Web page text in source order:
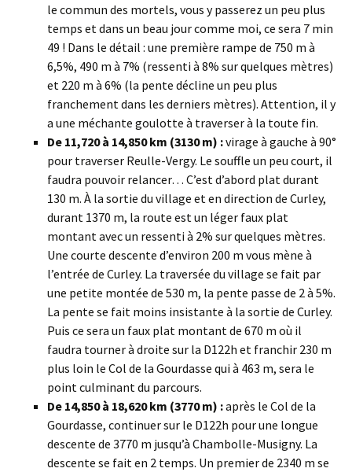
le commun des mortels, vous y passerez un peu plus
temps et dans un beau jour comme moi, ce sera 7 min
49 ! Dans le détail : une première rampe de 750 m à
6,5%, 490 m à 7% (ressenti à 8% sur quelques mètres)
et 220 m à 6% (la pente décline un peu plus
franchement dans les derniers mètres). Attention, il y
a une méchante goulotte à traverser à la toute fin.
De 11,720 à 14,850 km (3130 m) :virage à gauche à 90°
pour traverser Reulle-Vergy. Le souffle un peu court, il
faudra pouvoir relancer… C’est d’abord plat durant
130 m. À la sortie du village et en direction de Curley,
durant 1370 m, la route est un léger faux plat
montant avec un ressenti à 2% sur quelques mètres.
Une courte descente d’environ 200 m vous mène à
l’entrée de Curley. La traversée du village se fait par
une petite montée de 530 m, la pente passe de 2 à 5%.
La pente se fait moins insistante à la sortie de Curley.
Puis ce sera un faux plat montant de 670 m où il
faudra tourner à droite sur la D122h et franchir 230 m
plus loin le Col de la Gourdasse qui à 463 m, sera le
point culminant du parcours.
De 14,850 à 18,620 km (3770 m) :après le Col de la
Gourdasse, continuer sur le D122h pour une longue
descente de 3770 m jusqu’à Chambolle-Musigny. La
descente se fait en 2 temps. Un premier de 2340 m se